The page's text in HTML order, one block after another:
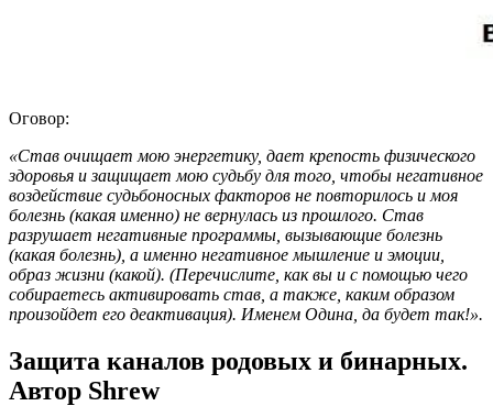
Оговор:
«Став очищает мою энергетику, дает крепость физического
здоровья и защищает мою судьбу для того, чтобы негативное
воздействие судьбоносных факторов не повторилось и моя
болезнь (какая именно) не вернулась из прошлого. Став
разрушает негативные программы, вызывающие болезнь
(какая болезнь), а именно негативное мышление и эмоции,
образ жизни (какой). (Перечислите, как вы и с помощью чего
собираетесь активировать став, а также, каким образом
произойдет его деактивация). Именем Одина, да будет так!».
Защита каналов родовых и бинарных.
Автор Shrew